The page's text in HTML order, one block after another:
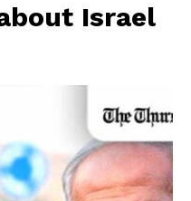
Israel